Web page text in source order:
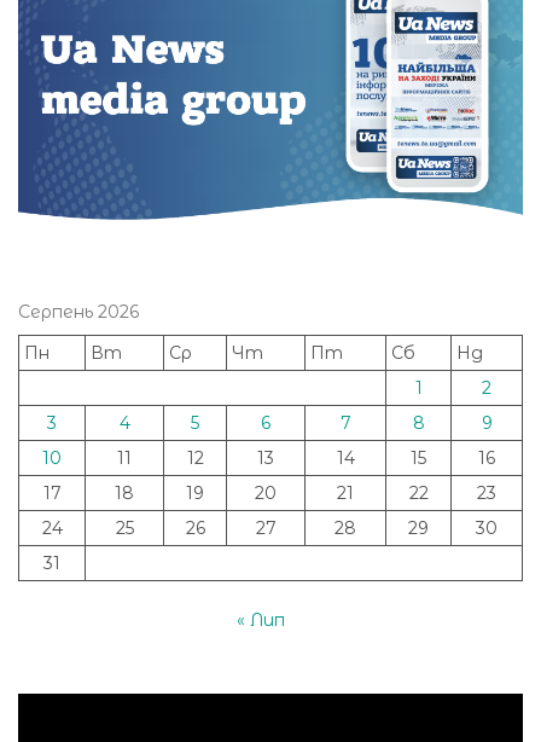
Серпень 2026
Пн
Вт Ср Чт Пт Сб
Нд
1
2
3
4 5 6 7 8
9
10
11 12 13 14 15
16
17
18 19 20 21 22
23
24
25 26 27 28 29
30
31
« Лип